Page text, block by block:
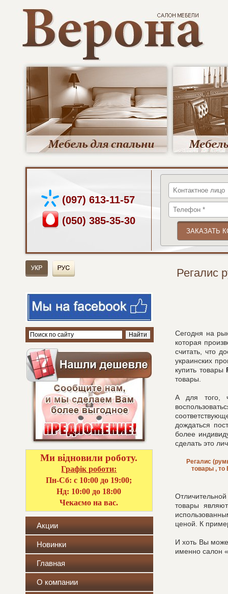
(097) 613-11-57
(050) 385-35-30
Ми відновили роботу.
Графік роботи:
Пн-Сб: с 10:00 до 19:00;
Нд: 10:00 до 18:00
Чекаємо на вас.
Акции
Новинки
Главная
О компании
Регалис
Сегодня на
которая
считать, что
украинских
купить товары
товары.
А для того,
дождаться
более
сделать это
Регалис
товары ,
товары
ценой. К
И хоть Вы
именно салон